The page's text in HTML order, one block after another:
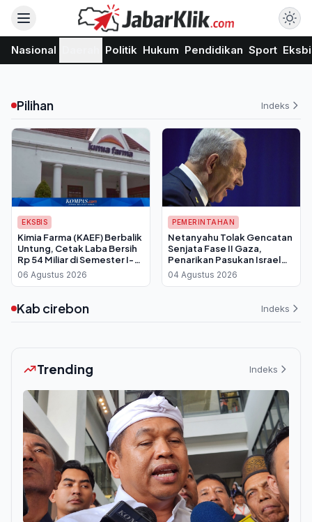
Nasional Politik Hukum Pendidikan Sport
Pilihan Indeks
EKSBIS
Kimia Farma (KAEF) Berbalik
Untung, Cetak Laba Bersih
Rp 54 Miliar di Semester I-
2026
06 Agustus 2026
PEMERINTAHAN
Netanyahu Tolak Gencatan
Senjata Fase II Gaza,
Penarikan Pasukan Israel
Batal Dilakukan
04 Agustus 2026
Kab cirebon Indeks
Trending Indeks